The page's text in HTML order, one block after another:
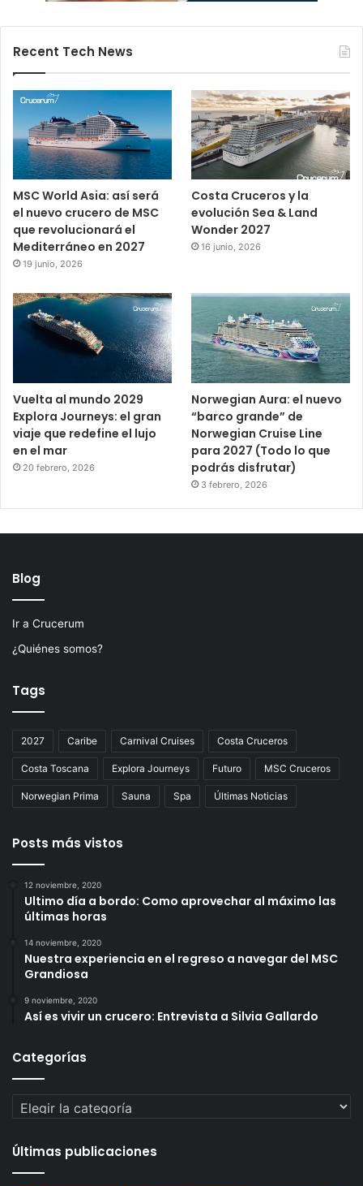
Recent Tech News
MSC World Asia: así será
el nuevo crucero de MSC
que revolucionará el
Mediterráneo en 2027
19 junio, 2026
Costa Cruceros y la
evolución Sea & Land
Wonder 2027
16 junio, 2026
Vuelta al mundo 2029
Explora Journeys: el gran
viaje que redefine el lujo
en el mar
20 febrero, 2026
Norwegian Aura: el nuevo
“barco grande” de
Norwegian Cruise Line
para 2027 (Todo lo que
podrás disfrutar)
3 febrero, 2026
Blog
Ir a Crucerum
¿Quiénes somos?
Tags
2027 Caribe Carnival Cruises Costa Cruceros
Costa Toscana Explora Journeys Futuro MSC Cruceros
Norwegian Prima Sauna Spa Últimas Noticias
Posts más vistos
12 noviembre, 2020
Ultimo día a bordo: Como aprovechar al máximo las
últimas horas
14 noviembre, 2020
Nuestra experiencia en el regreso a navegar del MSC
Grandiosa
9 noviembre, 2020
Así es vivir un crucero: Entrevista a Silvia Gallardo
Categorías
Categorías
Últimas publicaciones